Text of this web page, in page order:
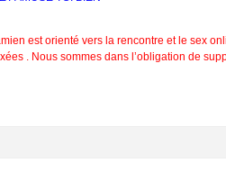
est orienté vers la rencontre et le sex
. Nous sommes dans l’obligation de